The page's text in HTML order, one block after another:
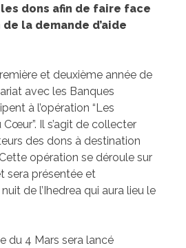
dons afin de faire face
la demande d’aide
et deuxième année de
avec les Banques
à l’opération “Les
Il s’agit de collecter
des dons à destination
opération se déroule sur
sera présentée et
de l’Ihedrea qui aura lieu le
du 4 Mars sera lancé